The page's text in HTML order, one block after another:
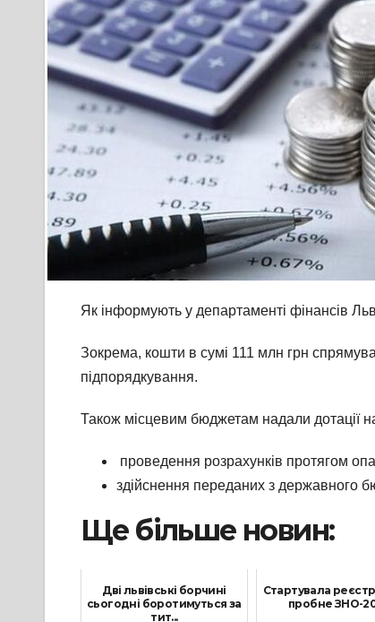
Як інформують у департаменті фінансів
Зокрема, кошти в сумі 111 млн грн
підпорядкування.
Також місцевим бюджетам надали дотації
проведення розрахунків протягом
здійснення переданих з державного
Ще більше новин:
Дві львівські борчині
сьогодні боротимуться за
тит...
Стартувала
пробне ЗНО-